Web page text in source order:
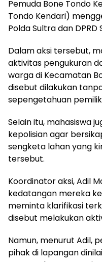
Pemuda Bone Tondo
Tondo Kendari)
Polda Sultra dan
Dalam aksi tersebut,
aktivitas pengukuran
warga di Kecamatan
disebut dilakukan
sepengetahuan
Selain itu, mahasiswa
kepolisian agar
sengketa lahan yang
tersebut.
Koordinator aksi, Adil
kedatangan mereka
meminta klarifikasi
disebut melakukan
Namun, menurut Adil,
pihak di lapangan